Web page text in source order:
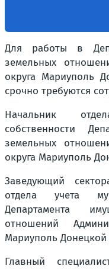
Для работы в
земельных
округа Мариуполь
срочно требуются
Начальник
собственности
земельных
округа Мариуполь
Заведующий
отдела учета
Департамента
отношений
Мариуполь
Главный